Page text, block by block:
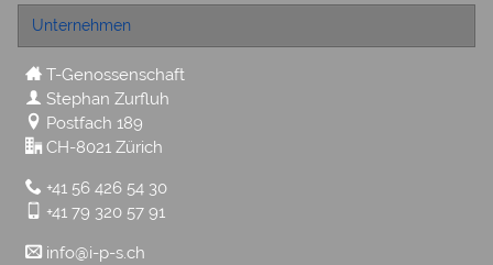
Unternehmen
T-Genossenschaft
Stephan Zurfluh
Postfach 189
CH-8021 Zürich
+41 56 426 54 30
+41 79 320 57 91
info@i-p-s.ch